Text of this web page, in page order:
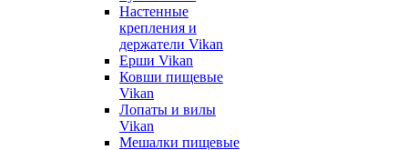
Настенные
крепления и
держатели Vikan
Ерши Vikan
Ковши пищевые
Vikan
Лопаты и вилы
Vikan
Мешалки пищевые